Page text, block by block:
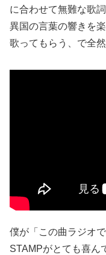
に合わせて無難な歌
異国の言葉の響きを
歌ってもらう、で全然
僕が「この曲ラジオ
STAMPがとても喜ん